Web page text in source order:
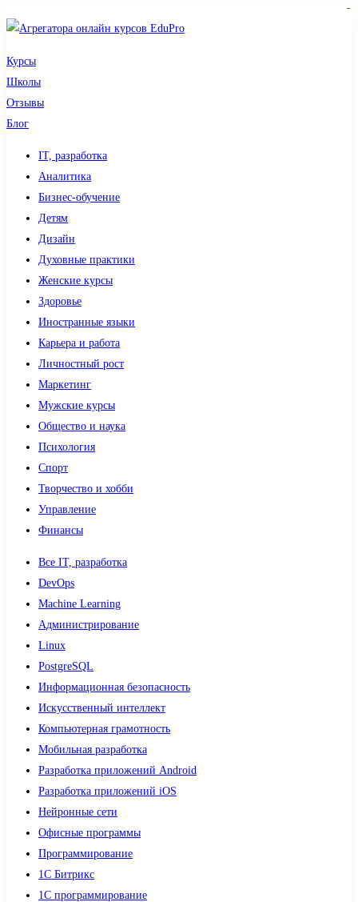
Курсы
Школы
Отзывы
Блог
IT, разработка
Аналитика
Бизнес-обучение
Детям
Дизайн
Духовные практики
Женские курсы
Здоровье
Иностранные языки
Карьера и работа
Личностный рост
Маркетинг
Мужские курсы
Общество и наука
Психология
Спорт
Творчество и хобби
Управление
Финансы
Все IT, разработка
DevOps
Machine Learning
Администрирование
Linux
PostgreSQL
Информационная безопасность
Искусственный интеллект
Компьютерная грамотность
Мобильная разработка
Разработка приложений Android
Разработка приложений iOS
Нейронные сети
Офисные программы
Программирование
1С Битрикс
1С программирование